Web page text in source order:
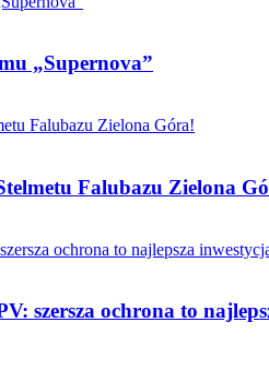
„Supernova”
Falubazu Zielona
szersza ochrona to